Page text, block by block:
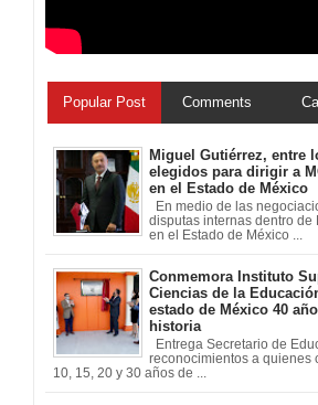
Popular Post Comments
Miguel Gutiérrez, entre
elegidos para dirigir a
en el Estado de México
En medio de las
disputas internas dentro de
en el Estado de México ...
Conmemora Instituto
Ciencias de la
estado de México 40
historia
Entrega Secretario de
reconocimientos a quienes
10, 15, 20 y 30 años de ...